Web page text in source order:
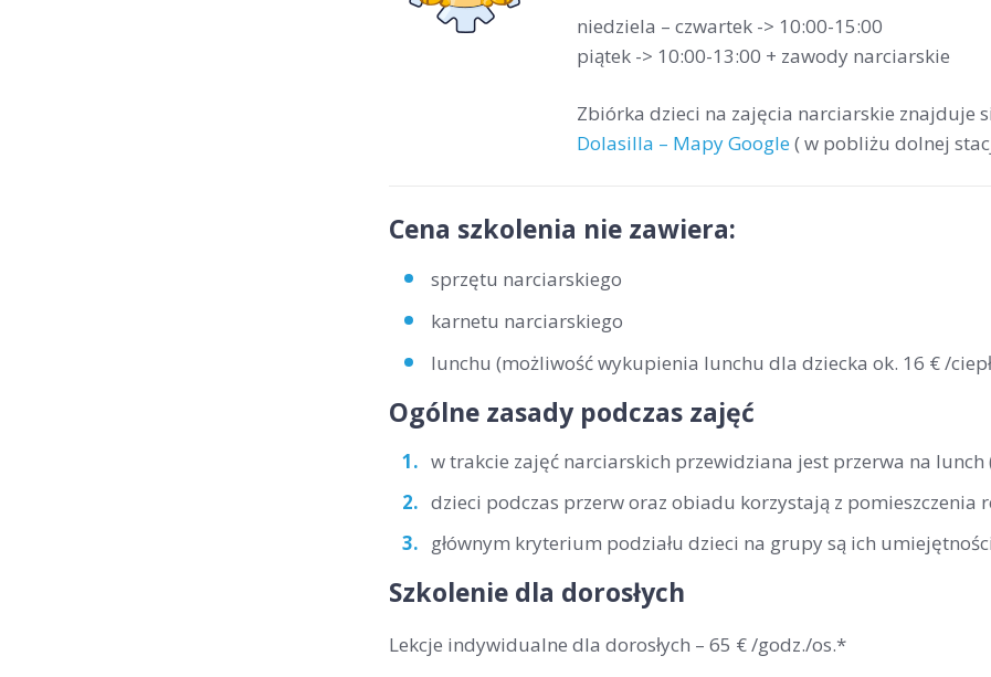
niedziela – czwartek -> 10:00-15:00
piątek -> 10:00-13:00 + zawody narciarskie
Zbiórka dzieci na zajęcia narciarskie znajduje
Dolasilla – Mapy Google( w pobliżu dolnej
Cena szkolenia nie zawiera:
sprzętu narciarskiego
karnetu narciarskiego
lunchu (możliwość wykupienia lunchu dla dziecka ok. 16 € /
Ogólne zasady podczas zajęć
w trakcie zajęć narciarskich przewidziana jest przerwa na
dzieci podczas przerw oraz obiadu korzystają z pomieszczenia
głównym kryterium podziału dzieci na grupy są ich
Szkolenie dla dorosłych
Lekcje indywidualne dla dorosłych – 65 € /godz./os.*